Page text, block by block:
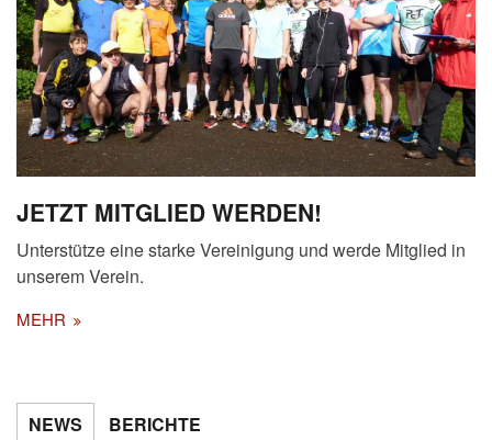
JETZT MITGLIED WERDEN!
Unterstütze eine starke Vereinigung und werde Mitglied in
unserem Verein.
MEHR
NEWS BERICHTE